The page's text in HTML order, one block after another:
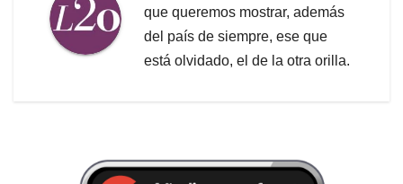
que queremos mostrar, además
del país de siempre, ese que
está olvidado, el de la otra orilla.